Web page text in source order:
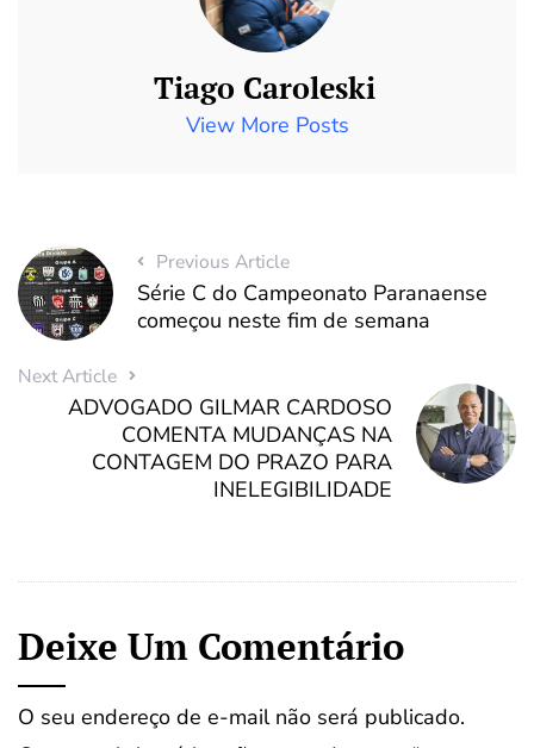
Tiago Caroleski
View More Posts
Previous Article
Série C do Campeonato Paranaense
começou neste fim de semana
Next Article
ADVOGADO GILMAR CARDOSO
COMENTA MUDANÇAS NA
CONTAGEM DO PRAZO PARA
INELEGIBILIDADE
Deixe Um Comentário
O seu endereço de e-mail não será publicado.